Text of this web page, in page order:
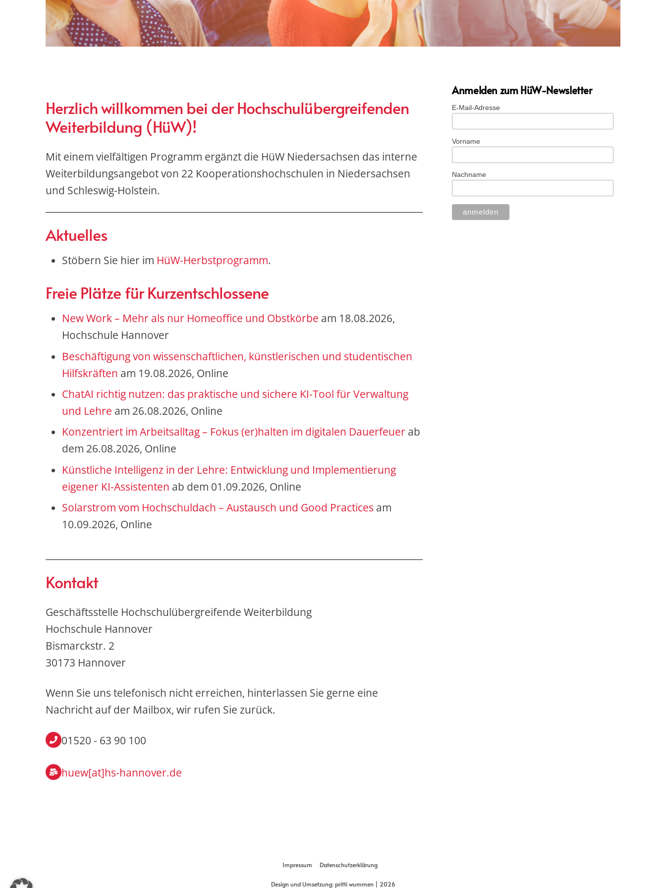
Herzlich willkommen bei der Hochschulübergreifenden
Weiterbildung (HüW)!
Mit einem vielfältigen Programm ergänzt die HüW Niedersachsen das interne
Weiterbildungsangebot von 22 Kooperationshochschulen in Niedersachsen
und Schleswig-Holstein.
Aktuelles
Stöbern Sie hier im HüW-Herbstprogramm.
Freie Plätze für Kurzentschlossene
New Work – Mehr als nur Homeoffice und Obstkörbe am 18.08.2026,
Hochschule Hannover
Beschäftigung von wissenschaftlichen, künstlerischen und studentischen
Hilfskräften am 19.08.2026, Online
ChatAI richtig nutzen: das praktische und sichere KI-Tool für Verwaltung
und Lehre am 26.08.2026, Online
Konzentriert im Arbeitsalltag – Fokus (er)halten im digitalen Dauerfeuer ab
dem 26.08.2026, Online
Künstliche Intelligenz in der Lehre: Entwicklung und Implementierung
eigener KI-Assistenten ab dem 01.09.2026, Online
Solarstrom vom Hochschuldach – Austausch und Good Practices am
10.09.2026, Online
Kontakt
Geschäftsstelle Hochschulübergreifende Weiterbildung
Hochschule Hannover
Bismarckstr. 2
30173 Hannover
Wenn Sie uns telefonisch nicht erreichen, hinterlassen Sie gerne eine
Nachricht auf der Mailbox, wir rufen Sie zurück.
01520 - 63 90 100
huew[at]hs-hannover.de
Anmelden zum HüW-Newsletter
E-Mail-Adresse
Vorname
Nachname
Impressum Datenschutzerklärung
Design und Umsetzung: pritti wummen | 2026